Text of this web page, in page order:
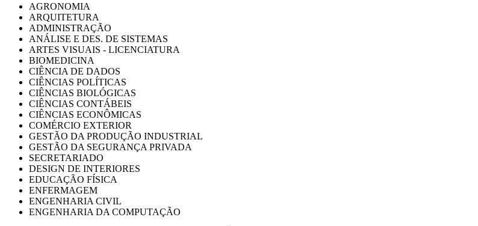
AGRONOMIA
ARQUITETURA
ADMINISTRAÇÃO
ANÁLISE E DES. DE SISTEMAS
ARTES VISUAIS - LICENCIATURA
BIOMEDICINA
CIÊNCIA DE DADOS
CIÊNCIAS POLÍTICAS
CIÊNCIAS BIOLÓGICAS
CIÊNCIAS CONTÁBEIS
CIÊNCIAS ECONÔMICAS
COMÉRCIO EXTERIOR
GESTÃO DA PRODUÇÃO INDUSTRIAL
GESTÃO DA SEGURANÇA PRIVADA
SECRETARIADO
DESIGN DE INTERIORES
EDUCAÇÃO FÍSICA
ENFERMAGEM
ENGENHARIA CIVIL
ENGENHARIA DA COMPUTAÇÃO